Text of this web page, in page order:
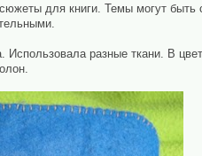
для книги. Темы могут
Использовала разные ткани. В